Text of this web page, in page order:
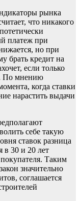
рынка
что никакого
платеж при
но при
брать кредит на
если только
По мнению
когда ставки
нарастить выдачи
себе такую
ставок разница
в 30 и 20 лет
Таким
значительно
соглашается